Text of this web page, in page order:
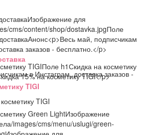
в Инстаграм, доставка заказов -
TIGI
TIGI